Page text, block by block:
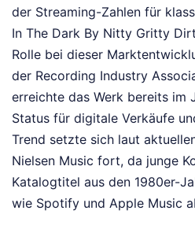
der Streaming-Zahlen für
In The Dark By Nitty Gritty
Rolle bei dieser
der Recording Industry
erreichte das Werk bereits im
Status für digitale Verkäufe
Trend setzte sich laut
Nielsen Music fort, da junge
Katalogtitel aus den 1980er-
wie Spotify und Apple Music